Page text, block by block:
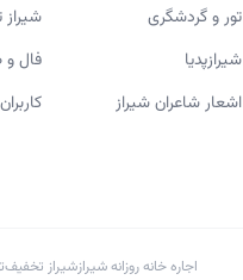
تور و گردشگریفوتر
شیرازپدیا
اشعار شاعران شیراز
فال و
کاربران
اجاره خانه روزانه شیرازشیراز تخفیف